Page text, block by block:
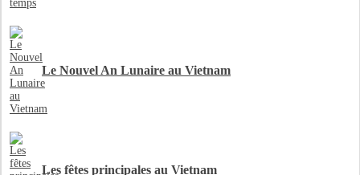
Le Nouvel An Lunaire au Vietnam
Les fêtes principales au Vietnam